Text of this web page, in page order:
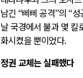
남긴 “삐삐 공격”의 “성
날 국경에서 불과 몇 킬
화시켰을 뿐이었다.
정권 교체는 실패했다